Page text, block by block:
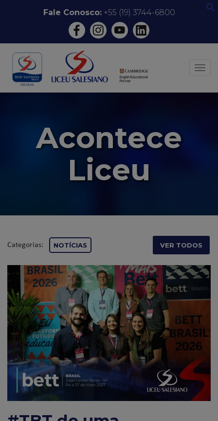
conteúdo
Fale Conosco:+55 (19) 3744-6800
Acontece
Liceu
Categorias: NOTÍCIAS VER TODOS